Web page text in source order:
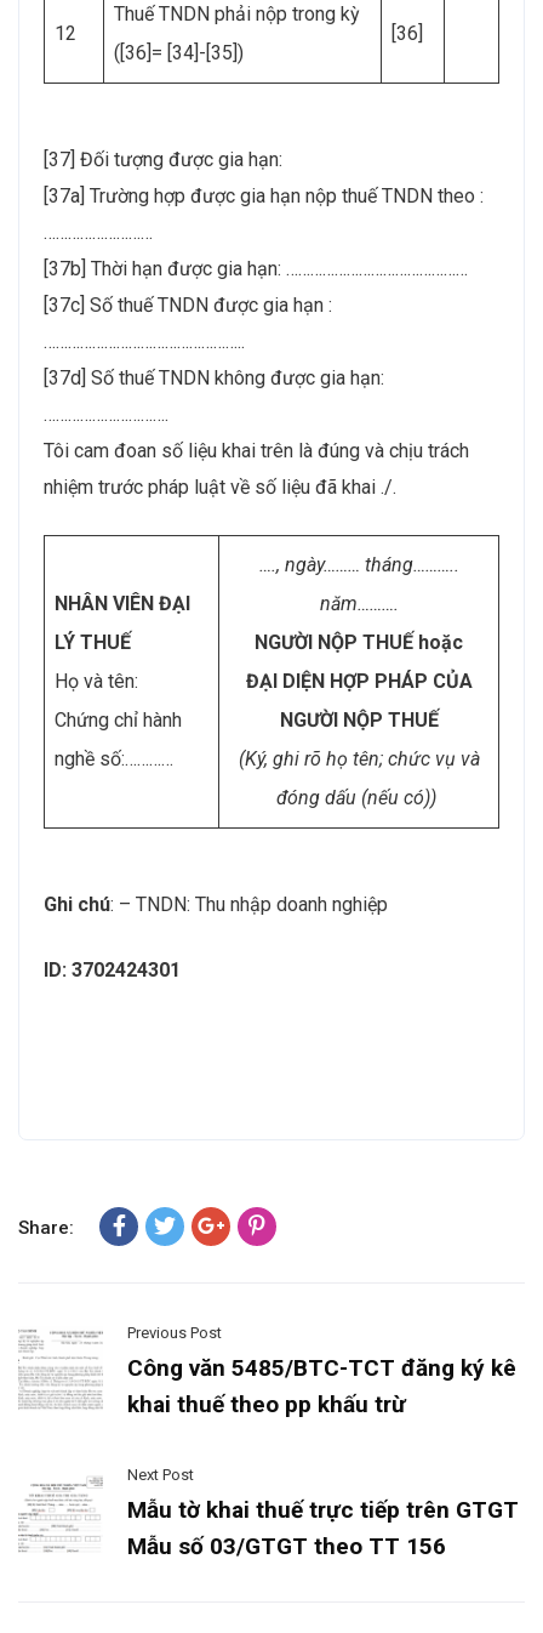
12
Thuế TNDN phải nộp trong kỳ
([36]= [34]-[35])
[36]
[37] Đối tượng được gia hạn:
[37a] Trường hợp được gia hạn nộp thuế TNDN theo :
………………………
[37b] Thời hạn được gia hạn: ………………………………………
[37c] Số thuế TNDN được gia hạn :
…………………………………………..
[37d] Số thuế TNDN không được gia hạn:
………………………….
Tôi cam đoan số liệu khai trên là đúng và chịu trách
nhiệm trước pháp luật về số liệu đã khai ./.
NHÂN VIÊN ĐẠI
LÝ THUẾ
Họ và tên:
Chứng chỉ hành
nghề số:…………
…., ngày……… tháng………..
năm……….
NGƯỜI NỘP THUẾ hoặc
ĐẠI DIỆN HỢP PHÁP CỦA
NGƯỜI NỘP THUẾ
(Ký, ghi rõ họ tên; chức vụ và
đóng dấu (nếu có))
Ghi chú: – TNDN: Thu nhập doanh nghiệp
ID: 3702424301
Share:
Previous Post
Công văn 5485/BTC-TCT đăng ký kê
khai thuế theo pp khấu trừ
Next Post
Mẫu tờ khai thuế trực tiếp trên GTGT
Mẫu số 03/GTGT theo TT 156